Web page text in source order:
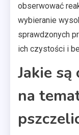
obserwować
wybieranie
sprawdzonych
ich czystości i
Jakie
na